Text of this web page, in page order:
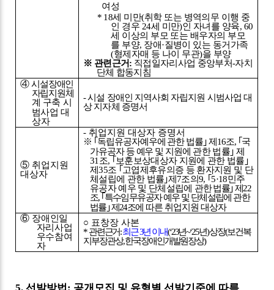
여성
* 18세 미만(취학 또는 병역의무 이행 중
인 경우 24세 미만)인 자녀를 양육, 60
세 이상의 부모 또는 배우자의 부모
를 부양, 장애·질병이 있는 동거가족
(형제자매 등 나이 무관)을 부양
※ 관련근거: 직접일자리사업 중앙부처-자치
단체 합동지침
④ 시설장애인
자립지원체
계 구축 시
범사업 대
상자
-시설 장애인 지역사회 자립지원 시범사업 대
상 지자체 증명서
⑤ 취업지원
대상자
- 취업지원 대상자 증명서
※ ｢독립유공자예우에 관한 법률 ｣제 16조, ｢국
가유공자 등 예우 및 지원에 관한 법률 ｣ 제
31 조, ｢ 보훈보상대상자 지원에 관한 법률 ｣
제35조 ｢ 고엽제후유의증 등 환자지원 및 단
체설립에 관한 법률 ｣제 7조의9, ｢5·18민주
유공자 예우 및 단체설립에 관한 법률｣제 22
조, ｢특수임무유공자 예우 및 단체설립에 관한
법률｣제 24조에 따른 취업지원 대상자
⑥ 장애인일
자리사업
우수참여
자
○ 표창장 사본
*관련근거:최근3년 이내(‘23년~‘25년)상장(보건복
지부장관상,한국장애인개발원장상)